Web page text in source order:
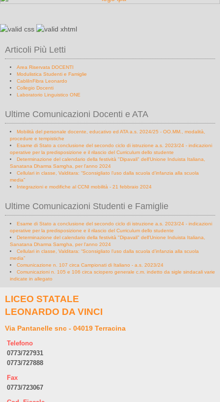
Articoli Più Letti
Area Riservata DOCENTI
Modulistica Studenti e Famiglie
CabliInFibra Leonardo
Collegio Docenti
Laboratorio Linguistico ONE
Ultime Comunicazioni Docenti e ATA
Mobilità del personale docente, educativo ed ATA a.s. 2024/25 - OO.MM., modalità,
procedure e tempistiche
Esame di Stato a conclusione del secondo ciclo di istruzione a.s. 2023/24 - indicazioni
operative per la predisposizione e il rilascio del Curriculum dello studente
Determinazione del calendario della festività "Dipavali" dell'Unione Induista Italiana,
Sanatana Dharma Samgha, per l'anno 2024
Cellulari in classe, Valditara: “Sconsigliato l’uso dalla scuola d’infanzia alla scuola
media”
Integrazioni e modifiche al CCNI mobilità - 21 febbraio 2024
Ultime Comunicazioni Studenti e Famiglie
Esame di Stato a conclusione del secondo ciclo di istruzione a.s. 2023/24 - indicazioni
operative per la predisposizione e il rilascio del Curriculum dello studente
Determinazione del calendario della festività "Dipavali" dell'Unione Induista Italiana,
Sanatana Dharma Samgha, per l'anno 2024
Cellulari in classe, Valditara: “Sconsigliato l’uso dalla scuola d’infanzia alla scuola
media”
Comunicazione n. 107 circa Campionati di Italiano - a.s. 2023/24
Comunicazioni n. 105 e 106 circa sciopero generale c.m. indetto da sigle sindacali varie
indicate in allegato
LICEO STATALE
LEONARDO DA VINCI
Via Pantanelle snc - 04019 Terracina
Telefono
0773/727931
0773/727888
Fax
0773/723067